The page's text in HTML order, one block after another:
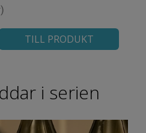
TILL PRODUKT
i serien